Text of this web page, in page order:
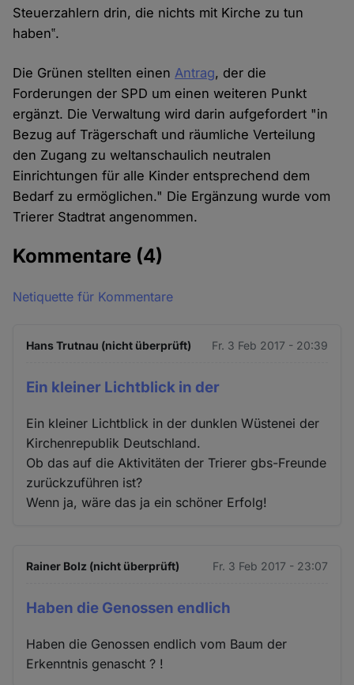
Steuerzahlern drin, die nichts mit Kirche zu tun
haben‟.
Die Grünen stellten einenAntrag, der die
Forderungen der SPD um einen weiteren Punkt
ergänzt. Die Verwaltung wird darin aufgefordert "in
Bezug auf Trägerschaft und räumliche Verteilung
den Zugang zu weltanschaulich neutralen
Einrichtungen für alle Kinder entsprechend dem
Bedarf zu ermöglichen." Die Ergänzung wurde vom
Trierer Stadtrat angenommen.
Kommentare (4)
Netiquette für Kommentare
Hans Trutnau (nicht überprüft) Fr. 3 Feb 2017 - 20:39
Ein kleiner Lichtblick in der
Ein kleiner Lichtblick in der dunklen Wüstenei der
Kirchenrepublik Deutschland.
Ob das auf die Aktivitäten der Trierer gbs-Freunde
zurückzuführen ist?
Wenn ja, wäre das ja ein schöner Erfolg!
Rainer Bolz (nicht überprüft) Fr. 3 Feb 2017 - 23:07
Haben die Genossen endlich
Haben die Genossen endlich vom Baum der
Erkenntnis genascht ? !